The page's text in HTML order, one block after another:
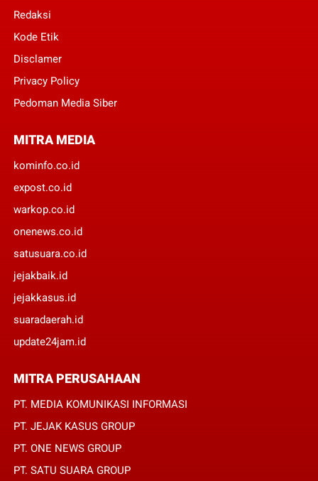
Redaksi
Kode Etik
Disclamer
Privacy Policy
Pedoman Media Siber
MITRA MEDIA
kominfo.co.id
expost.co.id
warkop.co.id
onenews.co.id
satusuara.co.id
jejakbaik.id
jejakkasus.id
suaradaerah.id
update24jam.id
MITRA PERUSAHAAN
PT. MEDIA KOMUNIKASI INFORMASI
PT. JEJAK KASUS GROUP
PT. ONE NEWS GROUP
PT. SATU SUARA GROUP